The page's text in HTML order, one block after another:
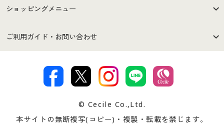
はじめての方へ
セシールご利用規約
著作権・商標について 会社案内
ショッピングメニュー
商品カテゴリ
プレゼント＆キャンペーン サイトマップ
ご利用ガイド・お問い合わせ
交換・返品は お支払は
ついて
忘れの場合
© Cecile Co.,Ltd.
本サイトの無断複写(コピー)・複製・転載を禁じます。